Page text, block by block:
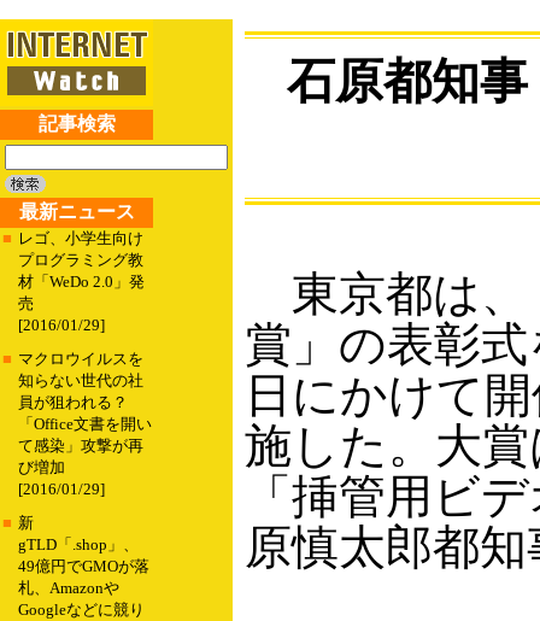
記事検索
最新ニュース
■ レゴ、小学生向け
プログラミング教
材「WeDo 2.0」発
売
[2016/01/29]
■ マクロウイルスを
知らない世代の社
員が狙われる？
「Office文書を開い
て感染」攻撃が再
び増加
[2016/01/29]
■ 新
gTLD「.shop」、
49億円でGMOが落
札、Amazonや
Googleなどに競り
石原都知
東京都は、
賞」の表彰
日にかけて
施した。大
「挿管用ビ
原慎太郎都